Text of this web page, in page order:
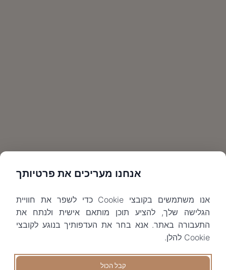
אנחנו מעריכים את פרטיותך
אנו משתמשים בקובצי Cookie כדי לשפר את חוויית
הגלישה שלך, להציע תוכן מותאם אישית ולנתח את
התעבורה באתר. אנא בחר את העדפותיך בנוגע לקובצי
Cookie להלן.
קבל הכול